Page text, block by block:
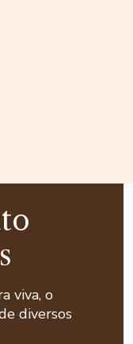
viva, o
diversos